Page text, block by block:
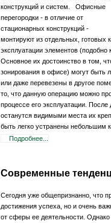
конструкций и систем. Офисные
перегородки - в отличие от
стационарных конструкций -
монтируют из отдельных, готовых к
эксплуатации элементов (подобно
Основное их достоинство в том,
зонирования в офисе) могут быть
или даже перевезены в другое
то, что данную операцию можно
процессе его эксплуатации.
останутся видимыми места их
быть легко устранены небольшим
Подробнее...
Современные
Сегодня уже общепризнанно, что
достижения успеха, но и очень
от сферы ее деятельности.